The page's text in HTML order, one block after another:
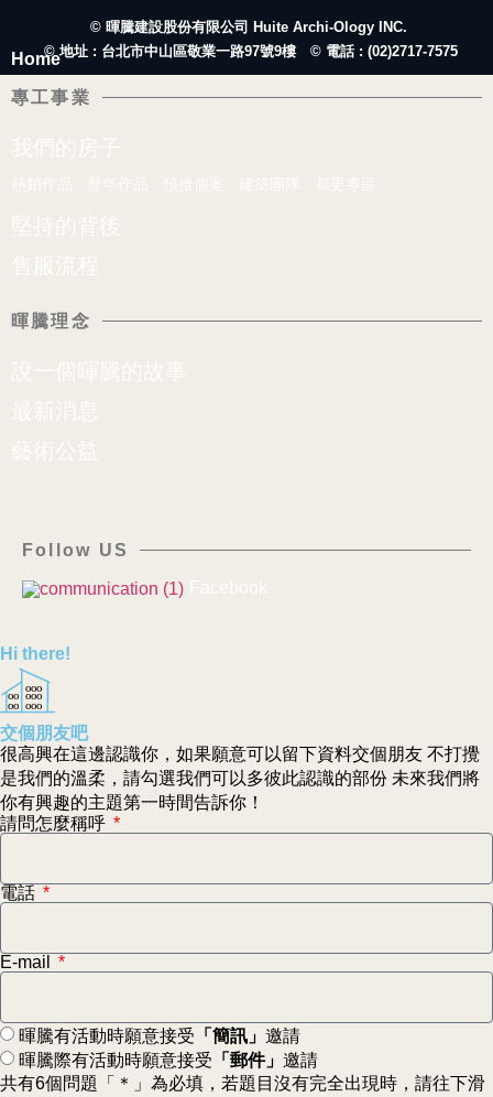
© 暉騰建設股份有限公司 Huite Archi-Ology INC.
© 地址 : 台北市中山區敬業一路97號9樓
© 電話 : (02)2717-7575
Home
專工事業
我們的房子
熱銷作品 歷年作品 預推個案 建築團隊
堅持的背後
售服流程
暉騰理念
說一個暉騰的故事
最新消息
藝術公益
Follow US
Facebook
Hi there!
OOO
OOO
OOO
OO
OO
交個朋友吧
很高興在這邊認識你，如果願意可以留下資料交個朋友 不打攪
是我們的溫柔，請勾選我們可以多彼此認識的部份 未來我們將
你有興趣的主題第一時間告訴你！
請問怎麼稱呼
電話
E-mail
暉騰有活動時願意接受 「簡訊」 邀請
暉騰際有活動時願意接受 「郵件」 邀請
共有6個問題「＊」為必填，若題目沒有完全出現時，請往下滑